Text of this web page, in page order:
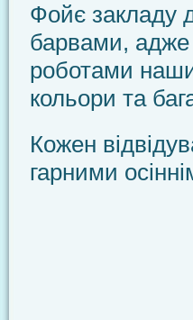
Фойє закладу
барвами,
роботами
кольори та
Кожен
гарними